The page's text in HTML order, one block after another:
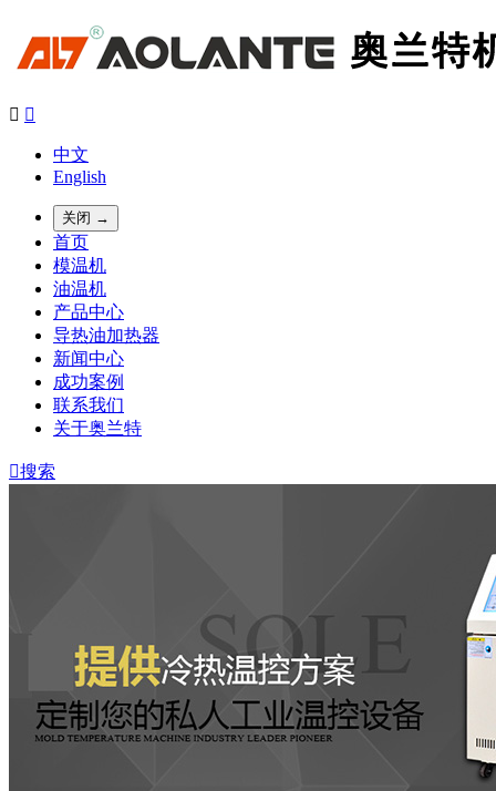
 
中文
English
关闭 →
首页
模温机
油温机
产品中心
导热油加热器
新闻中心
成功案例
联系我们
关于奥兰特
搜索